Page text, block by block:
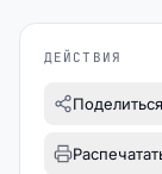
ДЕЙСТВИЯ
Поделиться